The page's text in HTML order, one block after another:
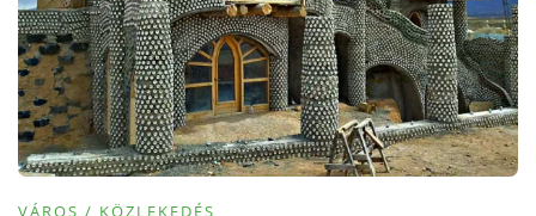
VÁROS / KÖZLEKEDÉS